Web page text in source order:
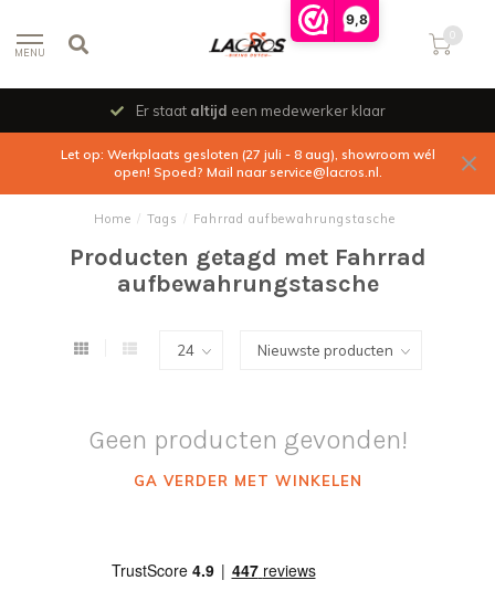
9,8
MENU
0
Er staat altijd een medewerker klaar
Let op: Werkplaats gesloten (27 juli - 8 aug), showroom wél
open! Spoed? Mail naarservice@lacros.nl.
Home / Tags / Fahrrad aufbewahrungstasche
Producten getagd met Fahrrad
aufbewahrungstasche
Geen producten gevonden!
GA VERDER MET WINKELEN